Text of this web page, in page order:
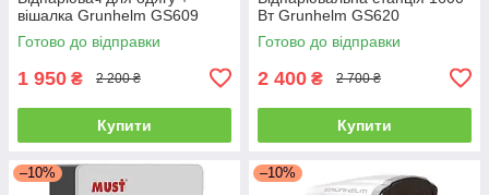
вішалка Grunhelm GS609
Готово до відправки
1 950 ₴ 2 200 ₴
Купити
Вт Grunhelm GS620
Готово до відправки
2 400 ₴ 2 700 ₴
Купити
–10% –10%